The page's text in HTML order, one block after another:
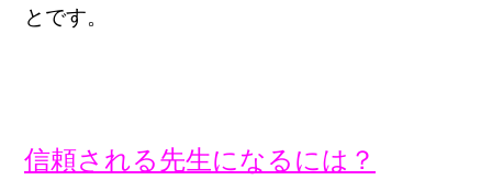
とです。
信頼される先生になるには？